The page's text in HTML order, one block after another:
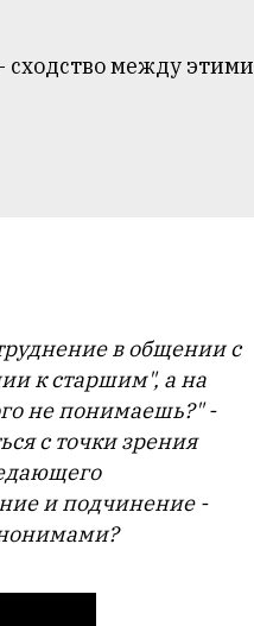
сходство между этими
в общении с
к старшим", а на
не понимаешь?" -
с точки зрения
и подчинение -